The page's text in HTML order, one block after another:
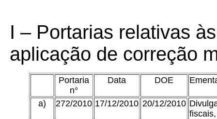
I – Portarias relativas
aplicação de correção
Portaria
n°
Data DOE
a) 272/2010 17/12/2010 20/12/2010